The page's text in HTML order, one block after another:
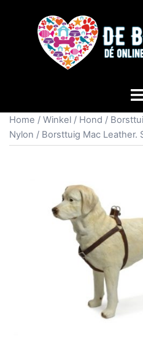
Home / Winkel / Hond /
Nylon / Borsttuig Mac Leather.